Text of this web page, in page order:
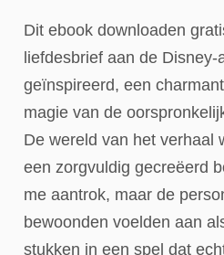
Dit ebook downloaden
liefdesbrief aan de
geïnspireerd, een
magie van de
De wereld van het verhaal
een zorgvuldig gecreëerd
me aantrok, maar de
bewoonden voelden aan
stukken in een spel dat